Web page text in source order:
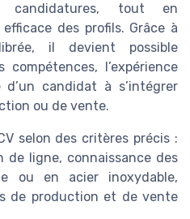
candidatures, tout en
des profils. Grâce à
il devient possible
compétences, l’expérience
candidat à s’intégrer
ou de vente.
selon des critères précis :
de ligne, connaissance des
ou en acier inoxydable,
de production et de vente